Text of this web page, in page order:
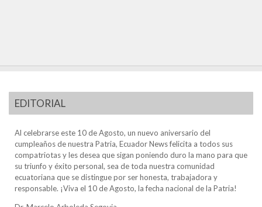
EDITORIAL
Al celebrarse este 10 de Agosto, un nuevo aniversario del
cumpleaños de nuestra Patria, Ecuador News felicita a todos sus
compatriotas y les desea que sigan poniendo duro la mano para que
su triunfo y éxito personal, sea de toda nuestra comunidad
ecuatoriana que se distingue por ser honesta, trabajadora y
responsable. ¡Viva el 10 de Agosto, la fecha nacional de la Patria!